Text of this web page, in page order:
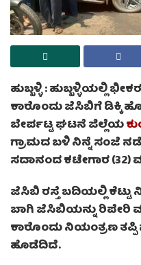
ಹುಬ್ಬಳ್ಳಿ :ಹುಬ್ಬಳ್ಳಿಯಲ್ಲಿ
ಕಾರೊಂದು ಜೆಸಿಬಿಗೆ ಡಿಕ್ಕಿ
ಬೇರ್ಪಟ್ಟ ಘಟನೆ ಜಿಲ್ಲೆಯ
ಗ್ರಾಮದ ಬಳಿ ನಿನ್ನೆ ಸಂಜೆ
ಸದಾನಂದ ಕಟೇಗಾರ (32)
ಜೆಸಿಬಿ ರಸ್ತೆ ಬದಿಯಲ್ಲಿ ಕೆಟ್ಟು
ಬಾಗಿ ಜೆಸಿಬಿಯನ್ನು ರಿಪೇರಿ
ಕಾರೊಂದು ನಿಯಂತ್ರಣ
ಹೊಡೆದಿದೆ.